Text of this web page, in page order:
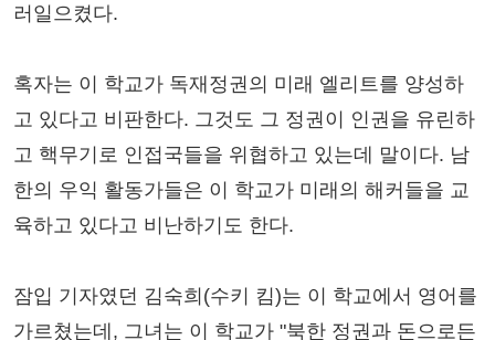
러일으켰다.
혹자는 이 학교가 독재정권의 미래 엘리트를 양성하
고 있다고 비판한다. 그것도 그 정권이 인권을 유린하
고 핵무기로 인접국들을 위협하고 있는데 말이다. 남
한의 우익 활동가들은 이 학교가 미래의 해커들을 교
육하고 있다고 비난하기도 한다.
잠입 기자였던 김숙희(수키 킴)는 이 학교에서 영어를
가르쳤는데, 그녀는 이 학교가 "북한 정권과 돈으로든